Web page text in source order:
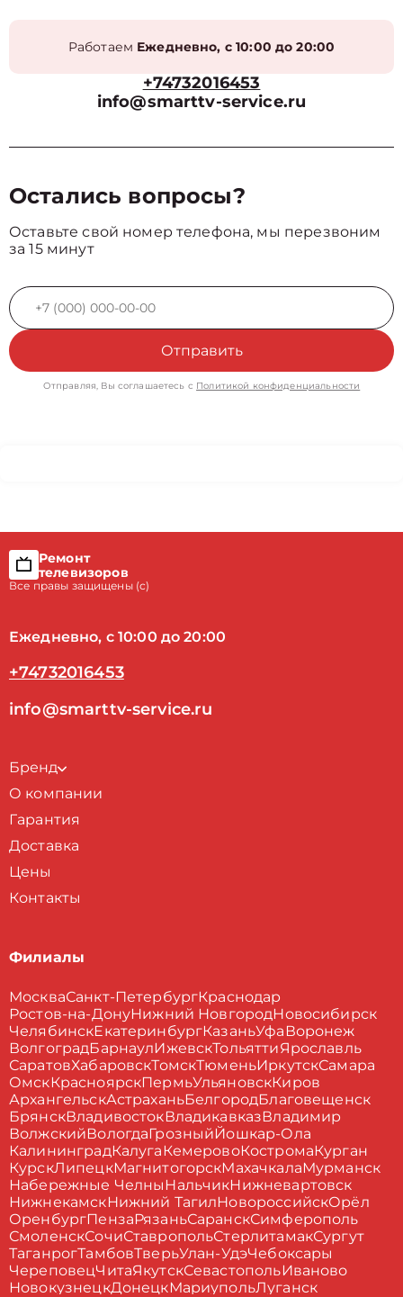
Работаем Ежедневно, с 10:00 до 20:00
+74732016453
info@smarttv-service.ru
Остались вопросы?
Оставьте свой номер телефона, мы перезвоним
за 15 минут
Отправить
Отправляя, Вы соглашаетесь с Политикой конфиденциальности
Ремонт
телевизоров
Все правы защищены (с)
Ежедневно, с 10:00 до 20:00
+74732016453
info@smarttv-service.ru
Бренд
О компании
Гарантия
Доставка
Цены
Контакты
Филиалы
МоскваСанкт-ПетербургКраснодар
Ростов-на-ДонуНижний НовгородНовосибирск
ЧелябинскЕкатеринбургКазаньУфа Воронеж
ВолгоградБарнаулИжевскТольяттиЯрославль
СаратовХабаровскТомскТюменьИркутскСамара
ОмскКрасноярскПермьУльяновскКиров
АрхангельскАстраханьБелгородБлаговещенск
БрянскВладивостокВладикавказВладимир
ВолжскийВологдаГрозныйЙошкар-Ола
КалининградКалуга КемеровоКостромаКурган
КурскЛипецкМагнитогорскМахачкалаМурманск
Набережные Челны НальчикНижневартовск
НижнекамскНижний ТагилНовороссийскОрёл
ОренбургПензаРязаньСаранскСимферополь
СмоленскСочиСтавропольСтерлитамакСургут
ТаганрогТамбовТверьУлан-УдэЧебоксары
ЧереповецЧитаЯкутскСевастопольИваново
НовокузнецкДонецкМариупольЛуганск